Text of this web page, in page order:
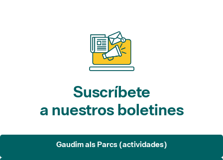
Suscríbete
a nuestros boletines
Gaudim als Parcs (actividades)